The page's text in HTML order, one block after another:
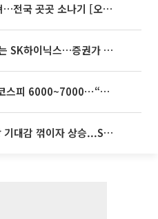
35도 안팎 무더위 이어져…전국 곳곳 소나기 [오늘 날씨]
'불안과 기대 사이' 널뛰는 SK하이닉스…증권가 "HBM4·LTA 기반 펀터멘털 견고"
[주간증시전망] 다음주 코스피 6000~7000⋯“外人 수급은 정책이 변수”
뉴욕증시, 연준 금리인상 기대감 꺾이자 상승...S&P500 사상 최고치 [종합]